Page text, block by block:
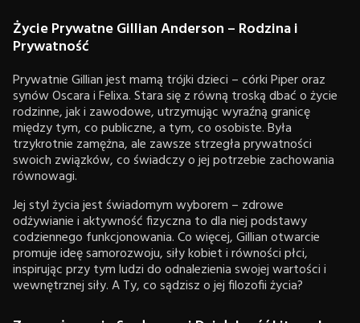
Życie Prywatne Gillian Anderson – Rodzina i
Prywatność
Prywatnie Gillian jest mamą trójki dzieci – córki Piper oraz
synów Oscara i Felixa. Stara się z równą troską dbać o życie
rodzinne, jak i zawodowe, utrzymując wyraźną granicę
między tym, co publiczne, a tym, co osobiste. Była
trzykrotnie zamężna, ale zawsze strzegła prywatności
swoich związków, co świadczy o jej potrzebie zachowania
równowagi.
Jej styl życia jest świadomym wyborem – zdrowe
odżywianie i aktywność fizyczna to dla niej podstawy
codziennego funkcjonowania. Co więcej, Gillian otwarcie
promuje ideę samorozwoju, siły kobiet i równości płci,
inspirując przy tym ludzi do odnalezienia swojej wartości i
wewnętrznej siły. A Ty, co sądzisz o jej filozofii życia?